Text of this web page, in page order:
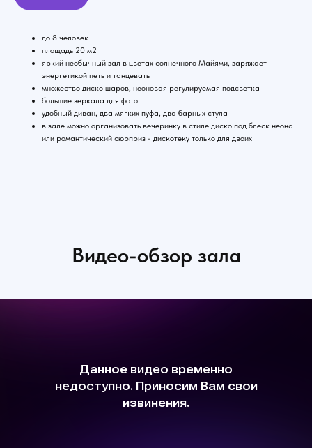
до 8 человек
площадь 20 м2
яркий необычный зал в цветах солнечного Майями, заряжает
энергетикой петь и танцевать
множество диско шаров, неоновая регулируемая подсветка
большие зеркала для фото
удобный диван, два мягких пуфа, два барных стула
в зале можно организовать вечеринку в стиле диско под блеск неона
или романтический сюрприз - дискотеку только для двоих
Видео-обзор зала